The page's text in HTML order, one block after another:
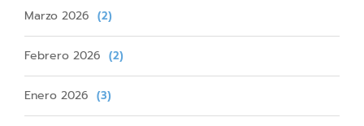
Marzo 2026 (2)
Febrero 2026 (2)
Enero 2026 (3)